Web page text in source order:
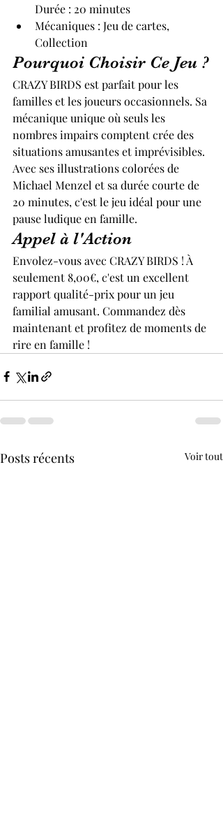
Durée : 20 minutes
Mécaniques : Jeu de cartes,
Collection
Pourquoi Choisir Ce Jeu ?
CRAZY BIRDS est parfait pour les
familles et les joueurs occasionnels. Sa
mécanique unique où seuls les
nombres impairs comptent crée des
situations amusantes et imprévisibles.
Avec ses illustrations colorées de
Michael Menzel et sa durée courte de
20 minutes, c'est le jeu idéal pour une
pause ludique en famille.
Appel à l'Action
Envolez-vous avec CRAZY BIRDS ! À
seulement 8,00€, c'est un excellent
rapport qualité-prix pour un jeu
familial amusant. Commandez dès
maintenant et profitez de moments de
rire en famille !
Posts récents Voir tout